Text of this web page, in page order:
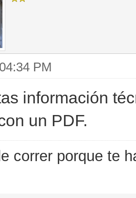
PM
información
un PDF.
correr porque te